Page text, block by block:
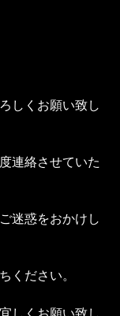
しくお願い致し
連絡させていた
迷惑をおかけし
ください。
しくお願い致し